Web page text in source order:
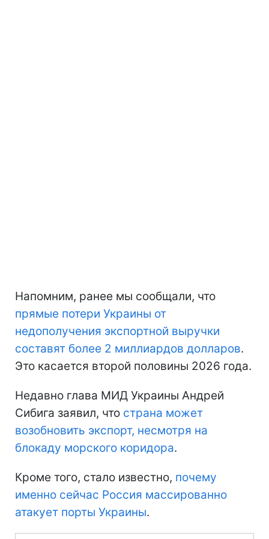
Напомним, ранее мы сообщали, что
прямые потери Украины от
недополучения экспортной выручки
составят более 2 миллиардов долларов.
Это касается второй половины 2026 года.
Недавно глава МИД Украины Андрей
Сибига заявил, что страна может
возобновить экспорт, несмотря на
блокаду морского коридора.
Кроме того, стало известно, почему
именно сейчас Россия массированно
атакует порты Украины.